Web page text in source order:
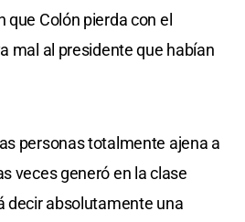
Colón pierda con el
mal al presidente que habían
personas totalmente ajena a
veces generó en la clase
decir absolutamente una